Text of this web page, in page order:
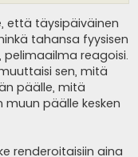
että täysipäiväinen
tahansa fyysisen
reagoisi.
sen, mitä
päälle, mitä
päälle kesken
renderoitaisiin aina